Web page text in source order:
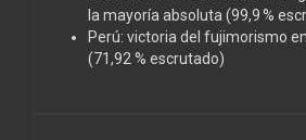
la mayoría absoluta (99,9 %
Perú: victoria del fujimorismo
(71,92 % escrutado)